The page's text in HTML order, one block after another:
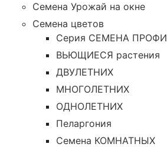
Семена Урожай на окне
Семена цветов
Cерия CЕМЕНА ПРОФИ
ВЬЮЩИЕСЯ растения
ДВУЛЕТНИХ
МНОГОЛЕТНИХ
ОДНОЛЕТНИХ
Пеларгония
Семена КОМНАТНЫХ